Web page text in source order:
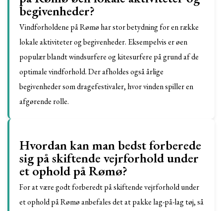
begivenheder?
Vindforholdene på Rømø har stor betydning for en række
lokale aktiviteter og begivenheder. Eksempelvis er øen
populær blandt windsurfere og kitesurfere på grund af de
optimale vindforhold. Der afholdes også årlige
begivenheder som dragefestivaler, hvor vinden spiller en
afgørende rolle.
Hvordan kan man bedst forberede
sig på skiftende vejrforhold under
et ophold på Rømø?
For at være godt forberedt på skiftende vejrforhold under
et ophold på Rømø anbefales det at pakke lag-på-lag tøj, så